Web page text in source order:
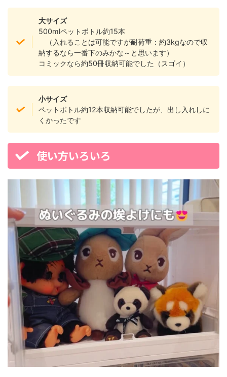
大サイズ
500mlペットボトル約15本
（入れることは可能ですが耐荷重：約3kgなので収
納するなら一番下のみかな～と思います）
コミックなら約50冊収納可能でした（スゴイ）
小サイズ
ペットボトル約12本収納可能でしたが、出し入れしに
くかったです
使い方いろいろ